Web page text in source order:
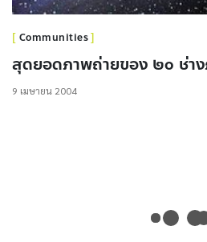
Communities
สุดยอดภาพถ่ายของ ๒๐ ช่า
9 เมษายน 2004